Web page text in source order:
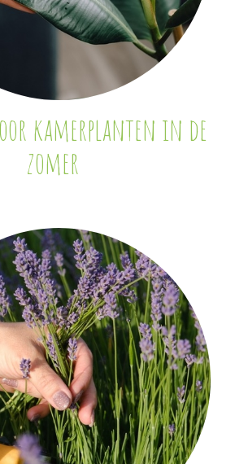
kamerplanten in de
zomer